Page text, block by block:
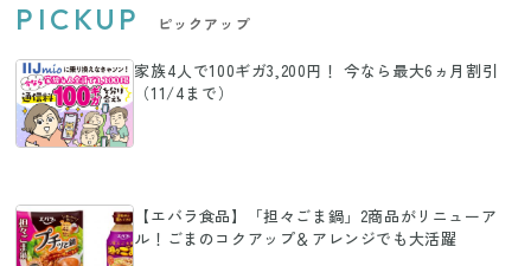
PICKUP ピックアップ
家族4人で100ギガ3,200円！ 今なら最大6ヵ月割引
（11/4まで）
【エバラ食品】「担々ごま鍋」2商品がリニューア
ル！ごまのコクアップ＆アレンジでも大活躍